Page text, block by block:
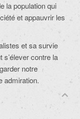
la population qui
et appauvrir les
et sa survie
s’élever contre la
notre
admiration.